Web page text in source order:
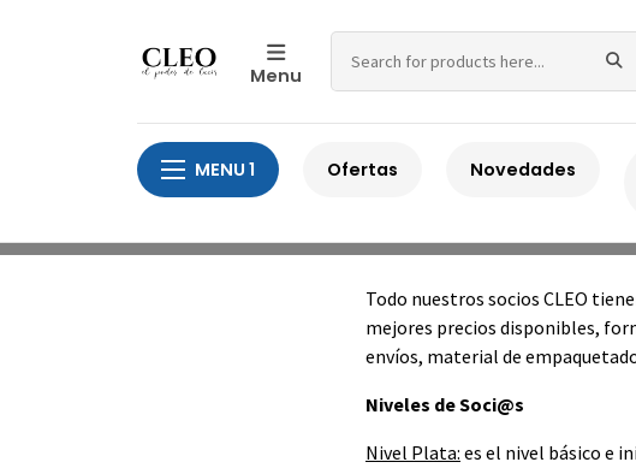
Menu
MENU 1 Ofertas Novedades
Todo nuestros socios CLEO
mejores precios disponibles,
envíos, material de
Niveles de Soci@s
Nivel Plata: es el nivel básico e